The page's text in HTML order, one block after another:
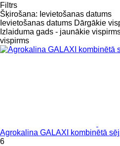
Filtrs
Šķirošana: Ievietošanas datums
Ievietošanas datums Dārgākie
Izlaiduma gads - jaunākie
vispirms
Agrokalina GALAXI kombinētā
6